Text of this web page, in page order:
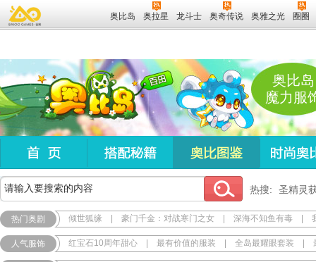
奥比岛 奥拉星 龙斗士 奥奇传说 奥雅之光 圈圈
奥比岛
魔力服
热搜: 圣精灵
热门奥剧 倾世狐缘 豪门千金：对战寒门之女 深海不知鱼有毒
人气服饰 红宝石10周年甜心 最有价值的服装 全岛最耀眼套装